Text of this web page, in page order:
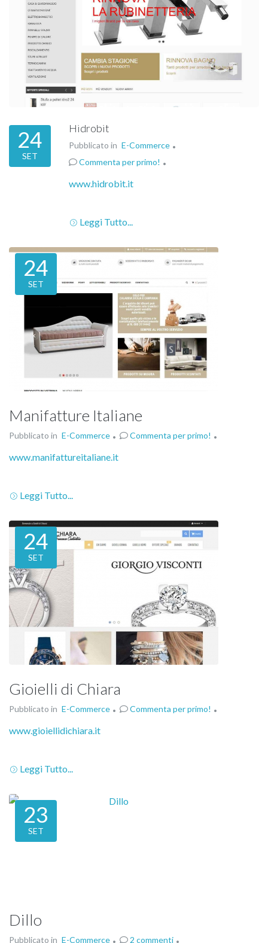
24
SET
Hidrobit
Pubblicato in E-Commerce
Commenta per primo!
www.hidrobit.it
Leggi Tutto...
24
SET
Manifatture Italiane
Pubblicato in E-Commerce Commenta per primo!
www.manifattureitaliane.it
Leggi Tutto...
24
SET
Gioielli di Chiara
Pubblicato in E-Commerce Commenta per primo!
www.gioiellidichiara.it
Leggi Tutto...
23
SET
Dillo
Pubblicato in E-Commerce 2 commenti